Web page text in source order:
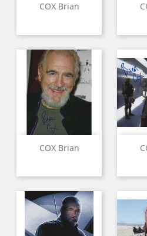
COX Brian
COX Brian